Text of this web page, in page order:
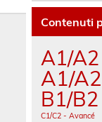
Contenuti
A1/
A1/
B1/
C1/C2 - Avancé